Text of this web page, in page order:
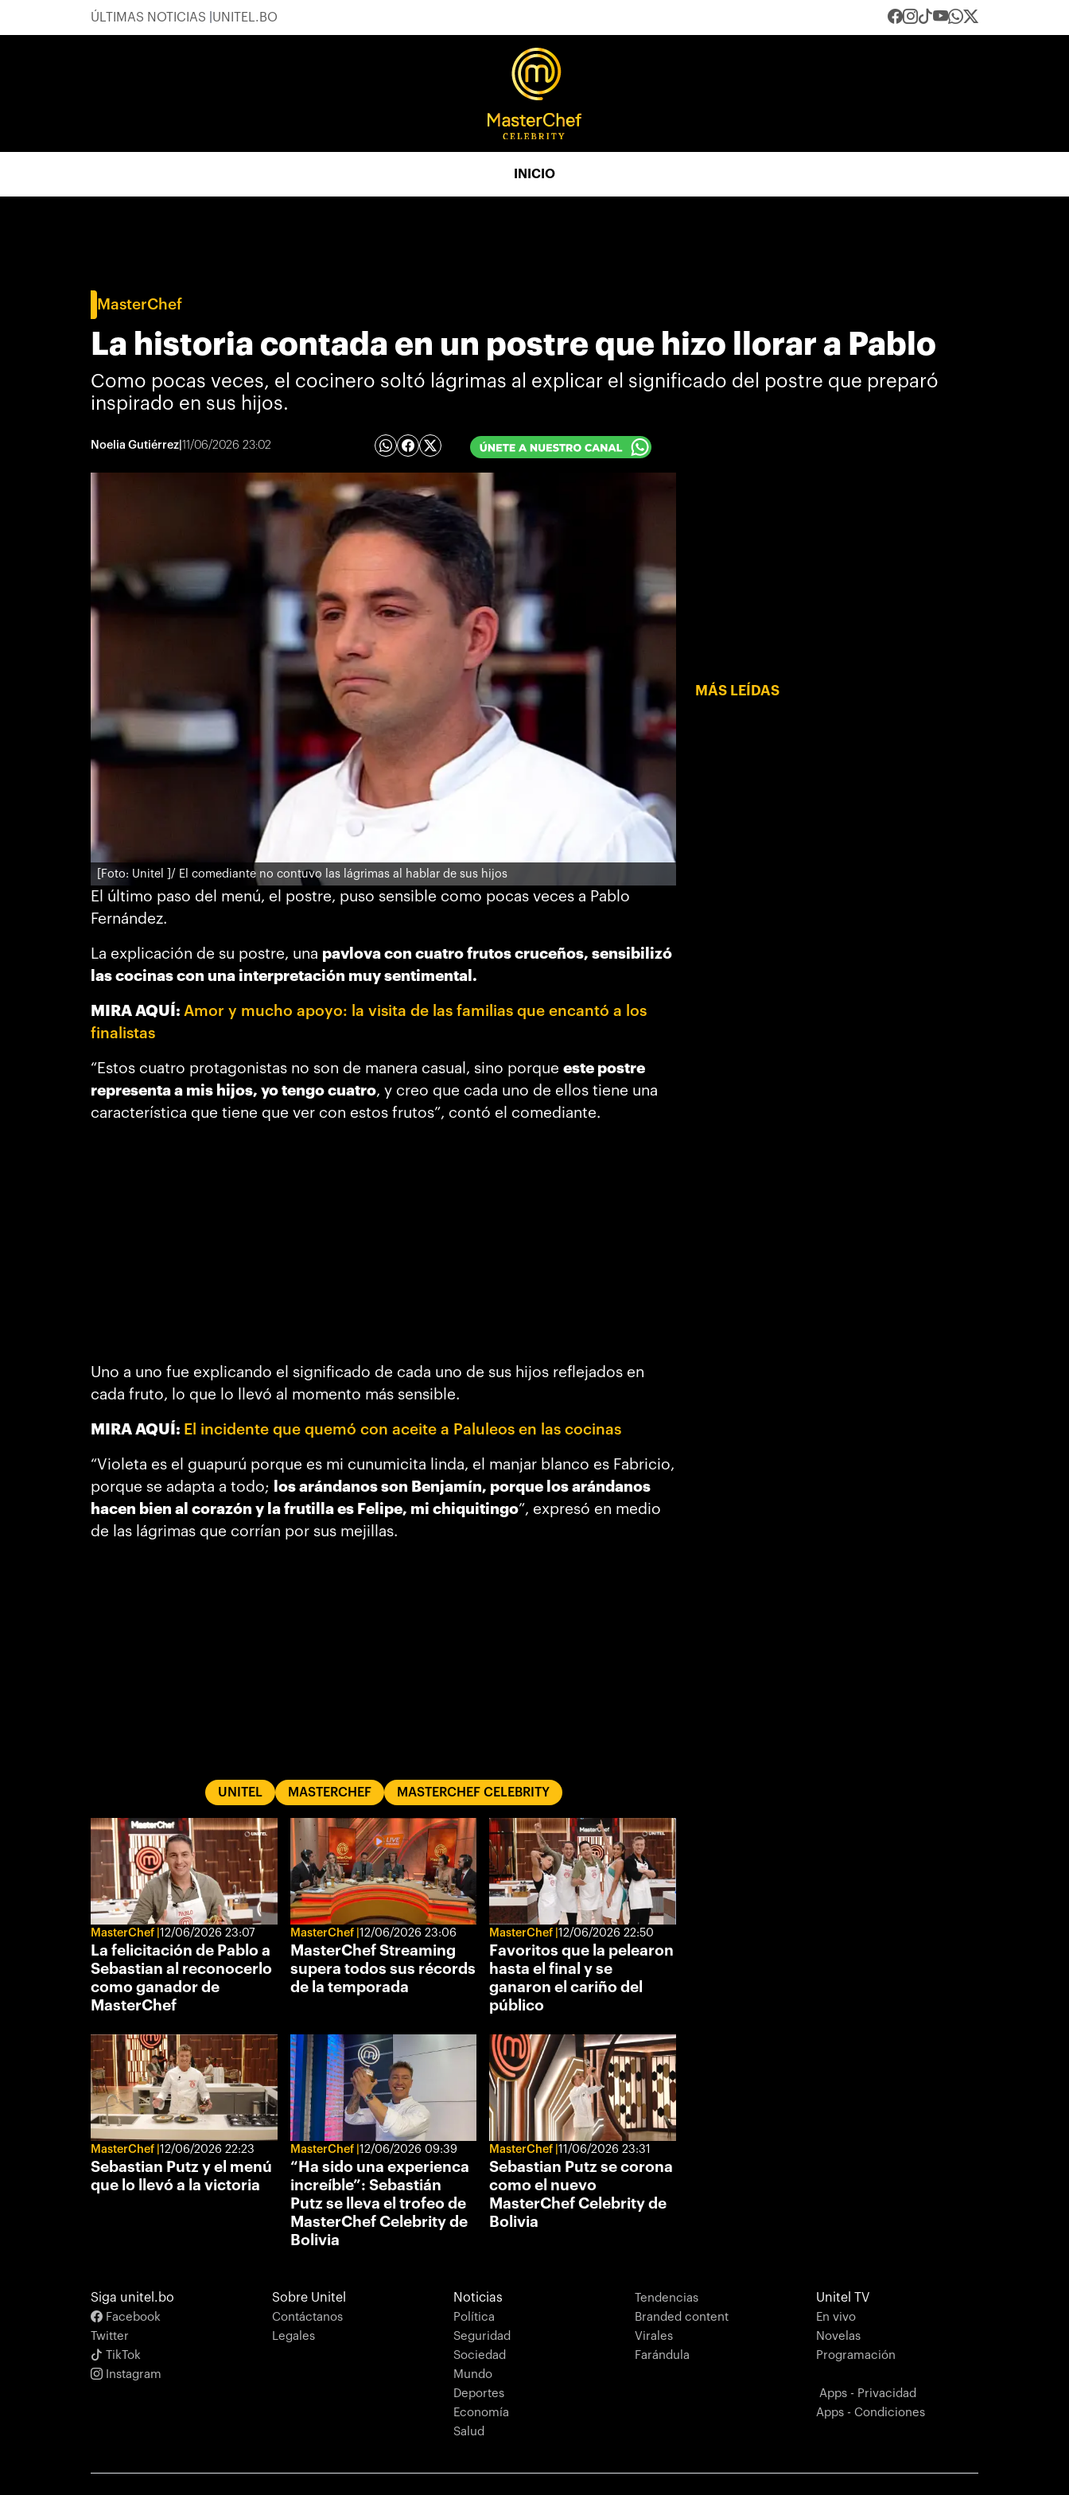
ÚLTIMAS NOTICIAS UNITEL.BO
INICIO
MasterChef
La historia contada en un postre que hizo llorar a Pablo
Como pocas veces, el cocinero soltó lágrimas al explicar el significado del postre que preparó
inspirado en sus hijos.
Noelia Gutiérrez 11/06/2026 23:02
[Foto: Unitel ] / El comediante no contuvo las lágrimas al hablar de sus hijos
El último paso del menú, el postre, puso sensible como pocas veces a Pablo
Fernández.
La explicación de su postre, una pavlova con cuatro frutos cruceños, sensibilizó
las cocinas con una interpretación muy sentimental.
MIRA AQUÍ: Amor y mucho apoyo: la visita de las familias que encantó a los
finalistas
“Estos cuatro protagonistas no son de manera casual, sino porque este postre
representa a mis hijos, yo tengo cuatro, y creo que cada uno de ellos tiene una
característica que tiene que ver con estos frutos”, contó el comediante.
Uno a uno fue explicando el significado de cada uno de sus hijos reflejados en
cada fruto, lo que lo llevó al momento más sensible.
MIRA AQUÍ: El incidente que quemó con aceite a Paluleos en las cocinas
“Violeta es el guapurú porque es mi cunumicita linda, el manjar blanco es Fabricio,
porque se adapta a todo;
los arándanos son Benjamín, porque los arándanos
hacen bien al corazón y la frutilla es Felipe, mi chiquitingo”, expresó en medio
de las lágrimas que corrían por sus mejillas.
UNITEL MASTERCHEF MASTERCHEF CELEBRITY
MasterChef 12/06/2026 23:07
La felicitación de Pablo a
Sebastian al reconocerlo
como ganador de
MasterChef
MasterChef 12/06/2026 23:06
MasterChef Streaming
supera todos sus récords
de la temporada
MasterChef 12/06/2026 22:50
Favoritos que la pelearon
hasta el final y se
ganaron el cariño del
público
MasterChef 12/06/2026 22:23
Sebastian Putz y el menú
que lo llevó a la victoria
MasterChef 12/06/2026 09:39
“Ha sido una experienca
increíble”: Sebastián
Putz se lleva el trofeo de
MasterChef Celebrity de
Bolivia
MasterChef 11/06/2026 23:31
Sebastian Putz se corona
como el nuevo
MasterChef Celebrity de
Bolivia
MÁS LEÍDAS
Siga unitel.bo
Facebook
Twitter
TikTok
Instagram
Sobre Unitel
Contáctanos
Legales
Noticias
Política
Seguridad
Sociedad
Mundo
Deportes
Economía
Salud
Tendencias
Branded content
Virales
Farándula
Unitel TV
En vivo
Novelas
Programación
Apps - Privacidad
Apps - Condiciones